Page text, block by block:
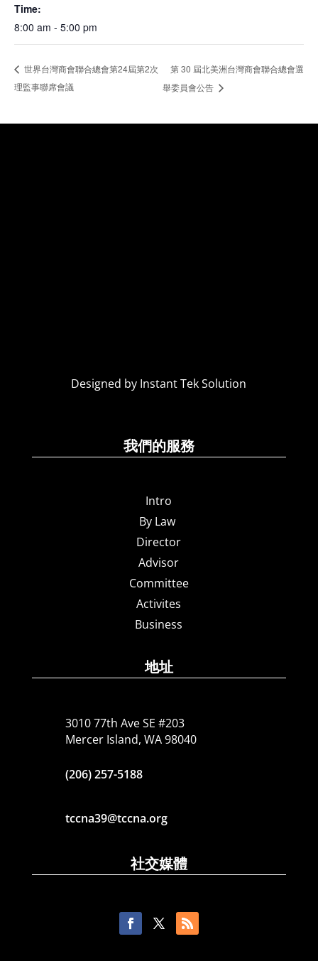
Time:
8:00 am - 5:00 pm
世界台灣商會聯合總會第24屆第2次
理監事聯席會議
第 30 屆北美洲台灣商會聯合總會選
舉委員會公告
Designed by Instant Tek Solution
我們的服務
Intro
By Law
Director
Advisor
Committee
Activites
Business
地址
3010 77th Ave SE #203
Mercer Island, WA 98040
(206) 257-5188
tccna39@tccna.org
社交媒體